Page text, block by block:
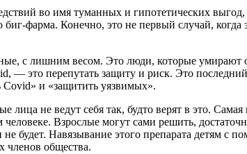
во имя туманных и гипотетических
фарма. Конечно, это не первый случай, когда
с лишним весом. Это люди, которые умирают
— это перепутать защиту и риск. Это
Covid» и «защитить уязвимых».
не ведут себя так, будто верят в это.
человеке. Взрослые могут сами решить,
будет. Навязывание этого препарата детям с
членов общества.